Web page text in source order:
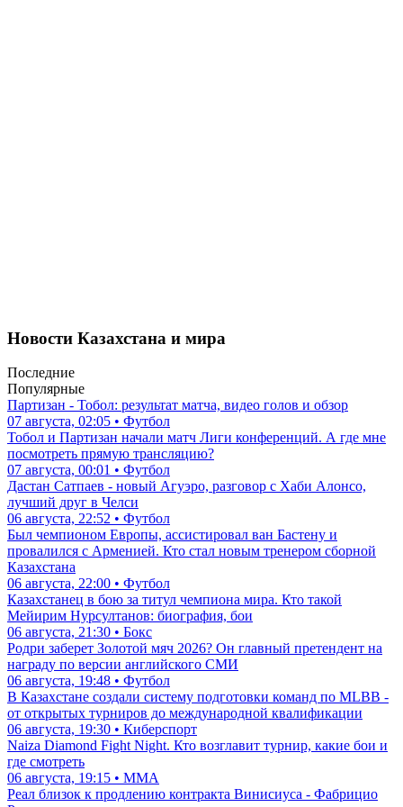
Новости Казахстана и мира
Последние
Популярные
Партизан - Тобол: результат матча, видео голов и обзор
07 августа, 02:05 • Футбол
Тобол и Партизан начали матч Лиги конференций. А где мне
посмотреть прямую трансляцию?
07 августа, 00:01 • Футбол
Дастан Сатпаев - новый Агуэро, разговор с Хаби Алонсо,
лучший друг в Челси
06 августа, 22:52 • Футбол
Был чемпионом Европы, ассистировал ван Бастену и
провалился с Арменией. Кто стал новым тренером сборной
Казахстана
06 августа, 22:00 • Футбол
Казахстанец в бою за титул чемпиона мира. Кто такой
Мейирим Нурсултанов: биография, бои
06 августа, 21:30 • Бокс
Родри заберет Золотой мяч 2026? Он главный претендент на
награду по версии английского СМИ
06 августа, 19:48 • Футбол
В Казахстане создали систему подготовки команд по MLBB -
от открытых турниров до международной квалификации
06 августа, 19:30 • Киберспорт
Naiza Diamond Fight Night. Кто возглавит турнир, какие бои и
где смотреть
06 августа, 19:15 • ММА
Реал близок к продлению контракта Винисиуса - Фабрицио